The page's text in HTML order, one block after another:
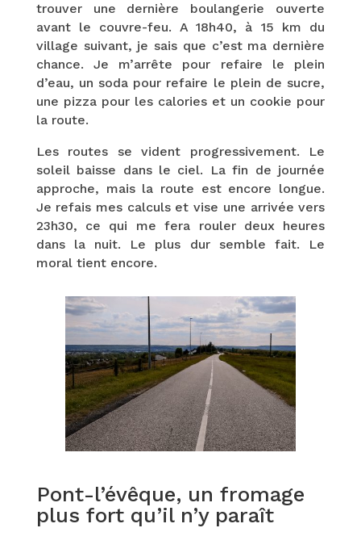
trouver une dernière boulangerie ouverte
avant le couvre-feu. A 18h40, à 15 km du
village suivant, je sais que c’est ma dernière
chance. Je m’arrête pour refaire le plein
d’eau, un soda pour refaire le plein de sucre,
une pizza pour les calories et un cookie pour
la route.
Les routes se vident progressivement. Le
soleil baisse dans le ciel. La fin de journée
approche, mais la route est encore longue.
Je refais mes calculs et vise une arrivée vers
23h30, ce qui me fera rouler deux heures
dans la nuit. Le plus dur semble fait. Le
moral tient encore.
Pont-l’évêque, un fromage
plus fort qu’il n’y paraît